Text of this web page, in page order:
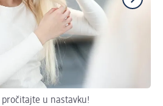
u nastavku!